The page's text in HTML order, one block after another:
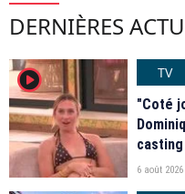
DERNIÈRES
player2
TV
"Coté
6 août 2026